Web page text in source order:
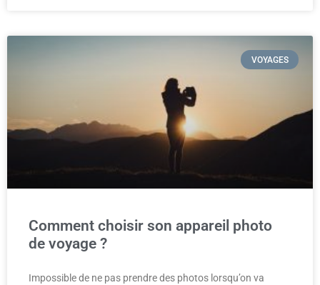
VOYAGES
Comment choisir son appareil photo
de voyage ?
Impossible de ne pas prendre des photos lorsqu’on va